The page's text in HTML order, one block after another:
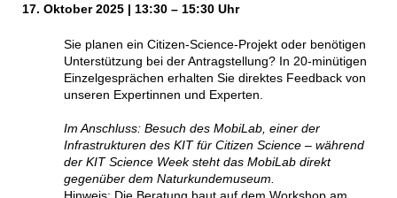
17. Oktober 2025 | 13:30 – 15:30 Uhr
Sie planen ein Citizen-Science-Projekt oder benötigen
Unterstützung bei der Antragstellung? In 20-minütigen
Einzelgesprächen erhalten Sie direktes Feedback von
unseren Expertinnen und Experten.
Im Anschluss: Besuch des MobiLab, einer der
Infrastrukturen des KIT für Citizen Science – während
der KIT Science Week steht das MobiLab direkt
gegenüber dem Naturkundemuseum.